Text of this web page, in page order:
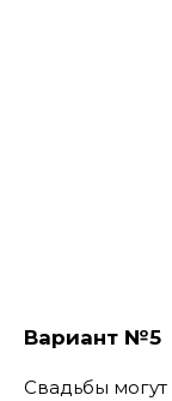
Вариант №5
Свадьбы